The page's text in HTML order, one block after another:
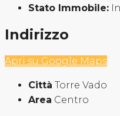
Stato Immobile:
Indirizzo
Apri su Google Maps
Città Torre Vado
Area Centro